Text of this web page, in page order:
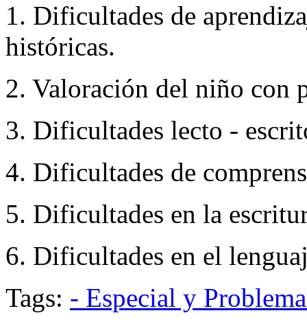
1. Dificultades de
históricas.
2. Valoración del niño con
3. Dificultades lecto -
4. Dificultades de
5. Dificultades en la
6. Dificultades en el
Tags: - Especial y